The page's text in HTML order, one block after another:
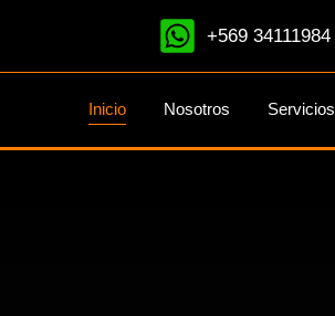
+569 34111984
Inicio Nosotros Servicios